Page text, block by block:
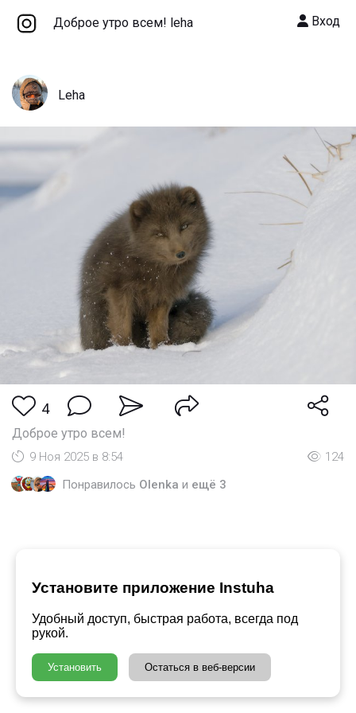
Установите приложение Instuha
Удобный доступ, быстрая работа, всегда под
рукой.
Установить Остаться в веб-версии
Доброе утро всем! leha Вход
Leha
4
Доброе утро всем!
9 Ноя 2025 в 8:54
124
Понравилось Olenka и ещё 3